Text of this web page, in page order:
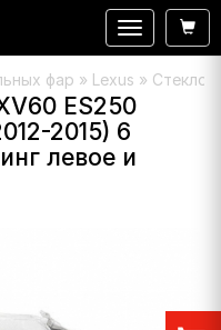
фар » Lexus » Стекло
ES250
2015) 6
левое и
Навигация